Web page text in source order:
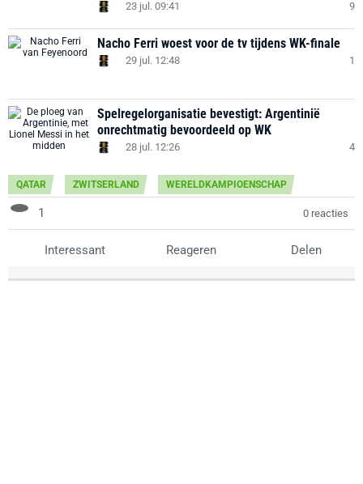
23 jul. 09:41 9
Nacho Ferri woest voor de tv tijdens WK-finale
29 jul. 12:48 1
Spelregelorganisatie bevestigt: Argentinië
onrechtmatig bevoordeeld op WK
28 jul. 12:26 4
QATAR ZWITSERLAND WERELDKAMPIOENSCHAP
1 0 reacties
Interessant Reageren Delen